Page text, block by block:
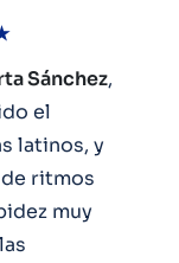
Sánchez,
el
latinos, y
ritmos
muy